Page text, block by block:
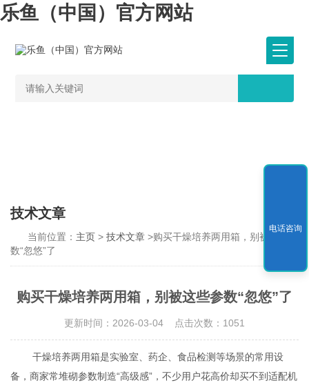
乐鱼（中国）官方网站
技术文章
当前位置： 主页 >技术文章 >购买干燥培养两用箱，别被这些参
数“忽悠”了
购买干燥培养两用箱，别被这些参数“忽悠”了
更新时间：2026-03-04 点击次数：1051
干燥培养两用箱是实验室、药企、食品检测等场景的常用设
备，商家常堆砌参数制造“高级感”，不少用户花高价却买不到适配机
电话咨询